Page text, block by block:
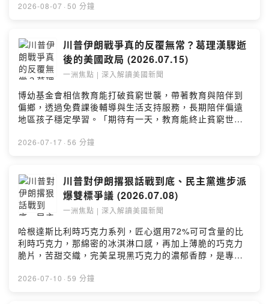
池10:17 五州初選 民主黨大地震27:05 荷莫茲海峽重開要
門話題，每周三美東時間下午2時YouTube直播。▌ 更多一
洲焦點：https://reurl.cc/0OZRzM請留言告訴我你對這一
集的想法：
https://open.firstory.me/user/clxdwmjs112iu01wrcjs8f
359/commentshttps://open.firstory.me/user/clxdwmjs
112iu01wrcjs8f359/commentsPowered by Firstory
Hosting
2026-08-07 · 50 分鐘
川普伊朗戰爭真的反覆無常？葛理漢驟逝
後的美國政局 (2026.07.15)
一洲焦點 | 深入解讀美國新聞
博幼基金會相信教育能打破貧窮世襲，帶著教育與陪伴到
偏鄉，透過免費課後輔導與生活支持服務，長期陪伴偏遠
地區孩子穩定學習。「期待有一天，教育能終止貧窮世
力。」捐款連結▶️ https://fstry.pse.is/9f6796—— 以上
IC 設計優質企業，一次布局產業龍頭。掌握 AI 半導體成
長契機，讓投資更有效率！了解更多 🔗
https://fstry.pse.is/9et74z投資一定有風險，基金投資有
賺有賠，申購前應詳閱公開說明書。台新投信行銷資訊
—— 以上為 KKBOX 與 Firstory Podcast 廣告 ——伊朗
戰爭對油價的衝擊，為何遠不如許多專家原先預計的嚴
重？戰事接下來會如何發展？華府又為何對伊朗採取雙軌
策略，一邊維持海上封鎖，一邊和溫和派保持接觸？參院
資深共和黨議員麥康諾住院，疑慮四起，辦公室在壓力下
2026-07-17 · 56 分鐘
川普對伊朗撂狠話戰到底、民主黨進步派
爆雙標爭議 (2026.07.08)
一洲焦點 | 深入解讀美國新聞
哈根達斯比利時巧克力系列，匠心選用72%可可含量的比
利時巧克力，那綿密的冰淇淋口感，再加上薄脆的巧克力
脆片，苦甜交織，完美呈現黑巧克力的濃郁香醇，是專屬
—— 以上為 Firstory Podcast 廣告 ——伊朗革命衛隊砲
2026-07-10 · 59 分鐘